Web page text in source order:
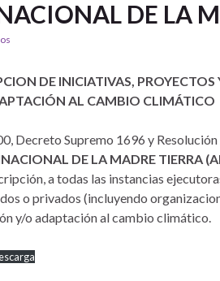
DE LA
DE INICIATIVAS,
AL CAMBIO CLIMÁTICO
Decreto Supremo 1696 y
DE LA MADRE TIERRA
a todas las instancias
o privados (incluyendo
y/o adaptación al cambio climático.